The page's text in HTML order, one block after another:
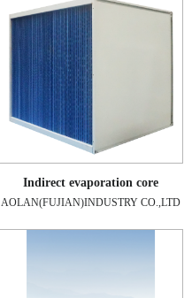
Indirect evaporation core
AOLAN(FUJIAN)INDUSTRY CO.,LTD